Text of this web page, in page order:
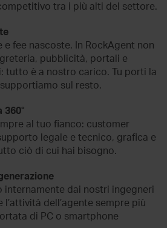
tra i più alti del settore.
e fee nascoste. In RockAgent non
pubblicità, portali e
tutto è a nostro carico. Tu porti la
sul resto.
al tuo fianco: customer
legale e tecnico, grafica e
ciò di cui hai bisogno.
internamente dai nostri ingegneri
l’attività dell’agente sempre più
di PC o smartphone